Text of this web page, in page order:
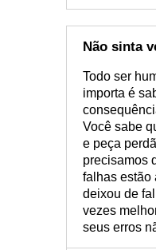
Não sinta
Todo ser
importa é
Você sabe
e peça
precisamos
falhas estão
deixou de
vezes
seus erros